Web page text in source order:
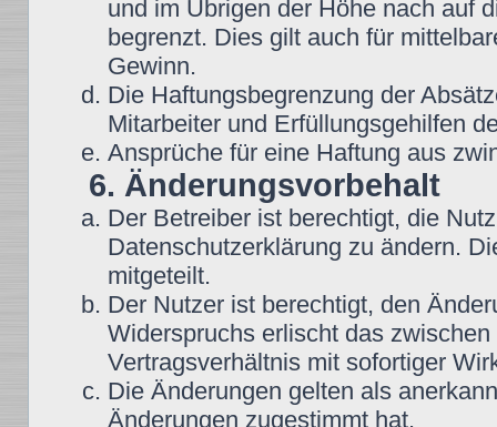
und im Übrigen der Höhe nach auf
begrenzt. Dies gilt auch für
Gewinn.
Die Haftungsbegrenzung der
Mitarbeiter und Erfüllungsgehilfen
Ansprüche für eine Haftung aus
6. Änderungsvorbehalt
Der Betreiber ist berechtigt, die
Datenschutzerklärung zu ändern.
mitgeteilt.
Der Nutzer ist berechtigt, den
Widerspruchs erlischt das
Vertragsverhältnis mit sofortiger
Die Änderungen gelten als
Änderungen zugestimmt hat.